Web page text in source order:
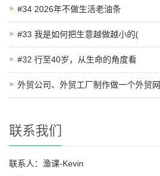
#34 2026年不做生活老油条
#33 我是如何把生意越做越小的(
#32 行至40岁，从生命的角度看
外贸公司、外贸工厂制作做一个外贸网
联系我们
联系人：渔课-Kevin